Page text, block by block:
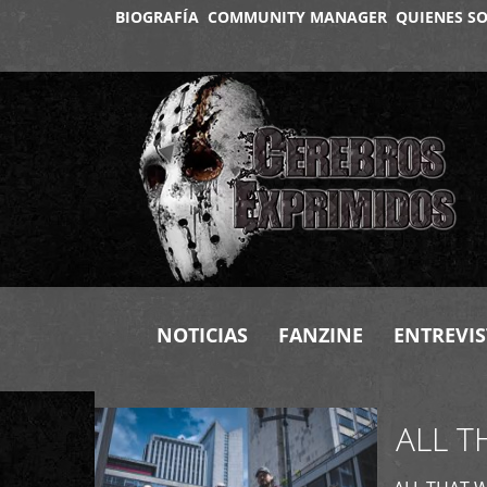
BIOGRAFÍA COMMUNITY MANAGER QUIENES
NOTICIAS FANZINE
+
ALL